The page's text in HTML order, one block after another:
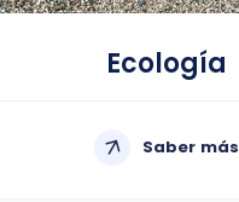
Ecología
Saber más